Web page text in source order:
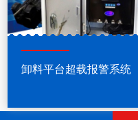
卸料平台超载报警系统